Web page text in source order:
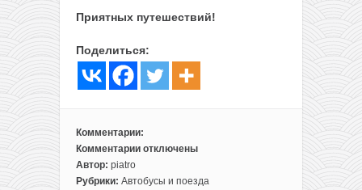
Приятных путешествий!
Поделиться:
Комментарии:
Комментарии
к
записи
отключены
Автор: piatro
Рубрики: Автобусы и поезда